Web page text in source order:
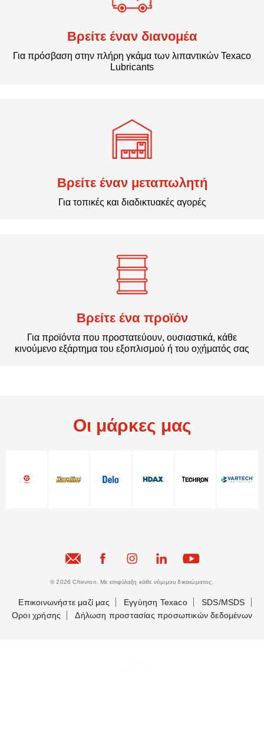
Βρείτε έναν διανομέα
Για πρόσβαση στην πλήρη γκάμα των λιπαντικών Texaco
Lubricants
Βρείτε έναν μεταπωλητή
Για τοπικές και διαδικτυακές αγορές
Βρείτε ένα προϊόν
Για προϊόντα που προστατεύουν, ουσιαστικά, κάθε
κινούμενο εξάρτημα του εξοπλισμού ή του οχήματός σας
Οι μάρκες μας
© 2026 Chevron. Με επιφύλαξη κάθε νόμιμου δικαιώματος.
Επικοινωνήστε μαζί μας Εγγύηση Texaco
SDS/MSDS
Οροι χρήσης
Δήλωση προστασίας προσωπικών δεδομένων